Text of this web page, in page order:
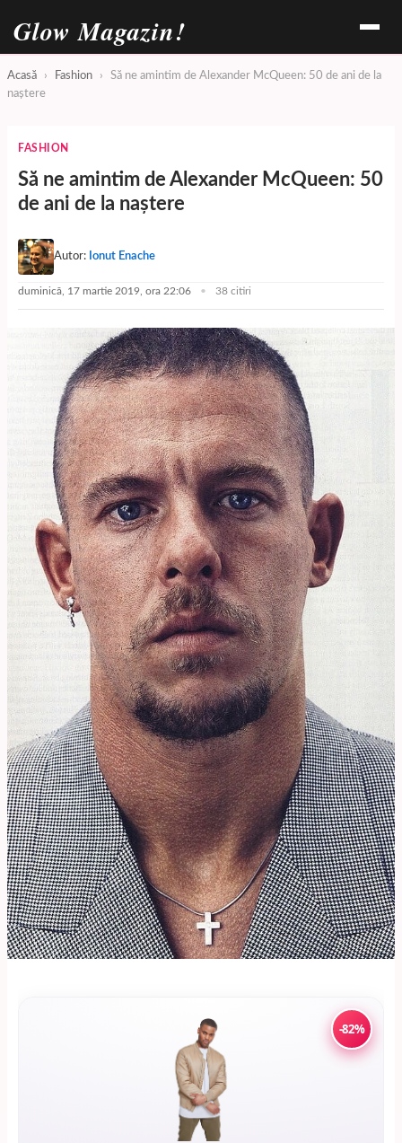
Glow Magazin!
Acasă › Fashion ›
Să ne amintim de Alexander McQueen: 50 de ani de la
naștere
FASHION
Să ne amintim de Alexander McQueen: 50
de ani de la naștere
Autor: Ionut Enache
duminică, 17 martie 2019, ora 22:06 38 citiri
-82%